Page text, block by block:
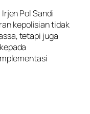
Pol Sandi
kepolisian tidak
tetapi juga